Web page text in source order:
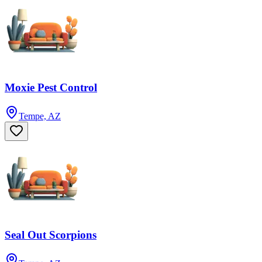
Moxie Pest Control
Tempe, AZ
Seal Out Scorpions